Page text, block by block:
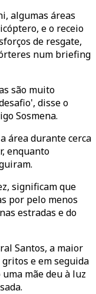
algumas áreas
e o receio
de resgate,
num briefing
são muito
disse o
Sosmena.
área durante cerca
enquanto
significam que
por pelo menos
estradas e do
Santos, a maior
e em seguida
mãe deu à luz